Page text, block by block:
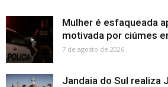
Mulher é esfaqueada
motivada por ciúmes
7 de agosto de 2026
Jandaia do Sul realiza